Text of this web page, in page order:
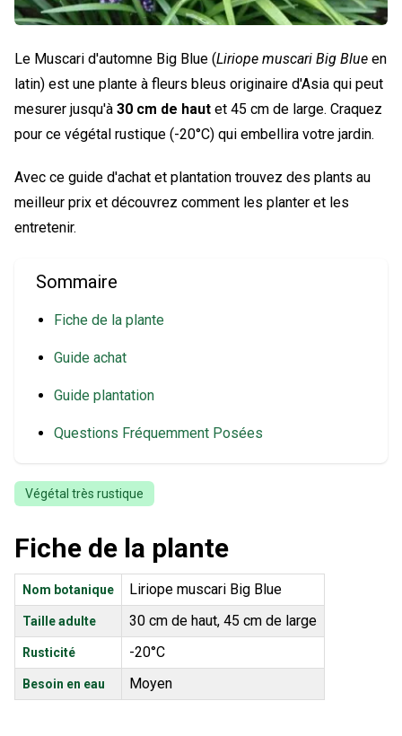
Le Muscari d'automne Big Blue (Liriope muscari Big Blue en
latin) est une plante à fleurs bleus originaire d'Asia qui peut
mesurer jusqu'à 30 cm de haut et 45 cm de large. Craquez
pour ce végétal rustique (-20°C) qui embellira votre jardin.
Avec ce guide d'achat et plantation trouvez des plants au
meilleur prix et découvrez comment les planter et les
entretenir.
Sommaire
Fiche de la plante
Guide achat
Guide plantation
Questions Fréquemment Posées
Végétal très rustique
Fiche de la plante
Nom botanique Liriope muscari Big Blue
Taille adulte 30 cm de haut, 45 cm de large
Rusticité -20°C
Besoin en eau Moyen